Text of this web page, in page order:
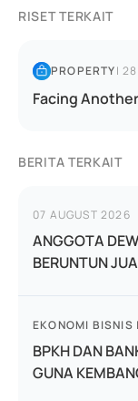
RISET TERKAIT
PROPERTY|
Facing
BERITA TERKAIT
07 AUGUST 2026
ANGGOTA
BERUNTUN
EKONOMI BISNIS |
BPKH DAN
GUNA